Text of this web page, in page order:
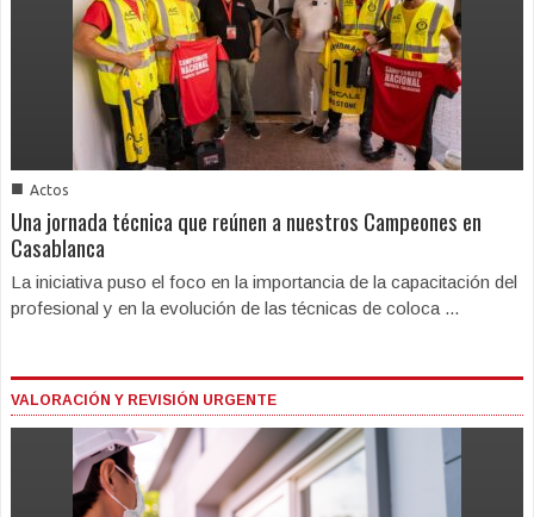
■ Actos
Una jornada técnica que reúnen a nuestros Campeones en
Casablanca
La iniciativa puso el foco en la importancia de la capacitación del
profesional y en la evolución de las técnicas de coloca ...
VALORACIÓN Y REVISIÓN URGENTE